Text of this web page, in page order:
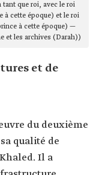
tant que roi, avec le roi
à cette époque) et le roi
à cette époque) —
et les archives (Darah))
et de
du deuxième
qualité de
Il a